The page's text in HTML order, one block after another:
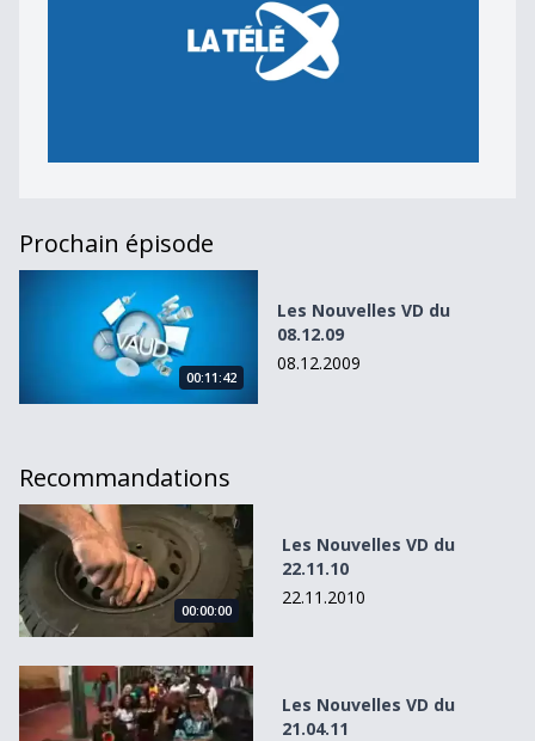
Prochain épisode
00:11:42
Les Nouvelles VD du
08.12.09
08.12.2009
Recommandations
Les Nouvelles VD du 22.11.10
00:00:00
Les Nouvelles VD du
22.11.10
22.11.2010
Les Nouvelles VD du 21.04.11
Les Nouvelles VD du
21.04.11